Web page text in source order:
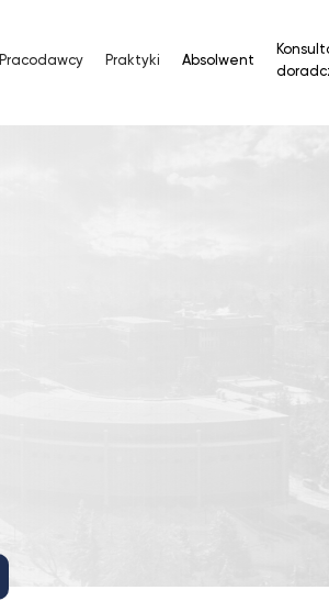
Pracodawcy Praktyki Absolwent